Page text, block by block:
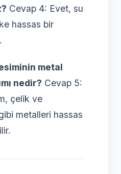
Cevap 4: Evet, su
hassas bir
metal
nedir? Cevap 5:
çelik ve
metalleri hassas